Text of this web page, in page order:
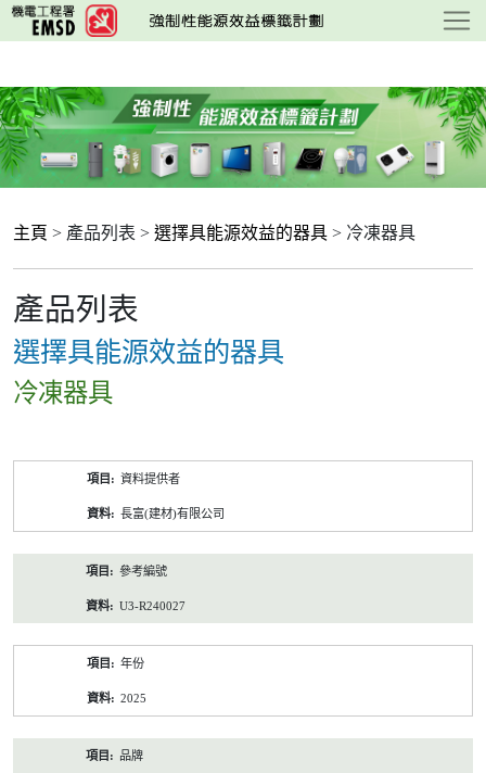
跳
至
要
內
容
主頁 > 產品列表 > 選擇具能源效益的器具 > 冷凍器具
產品列表
選擇具能源效益的器具
冷凍器具
資料提供者
長富(建材)有限公司
參考編號
U3-R240027
年份
2025
品牌